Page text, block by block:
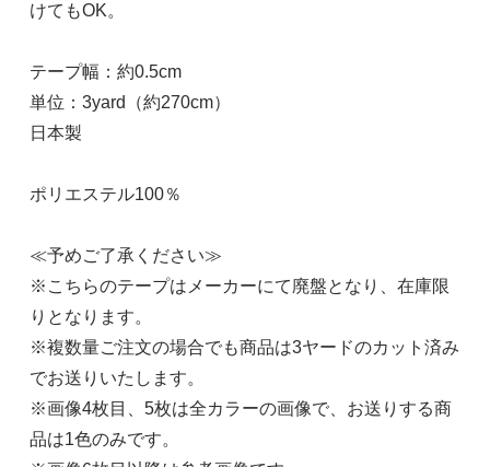
けてもOK。
テープ幅：約0.5cm
単位：3yard（約270cm）
日本製
ポリエステル100％
≪予めご了承ください≫
※こちらのテープはメーカーにて廃盤となり、在庫限
りとなります。
※複数量ご注文の場合でも商品は3ヤードのカット済み
でお送りいたします。
※画像4枚目、5枚は全カラーの画像で、お送りする商
品は1色のみです。